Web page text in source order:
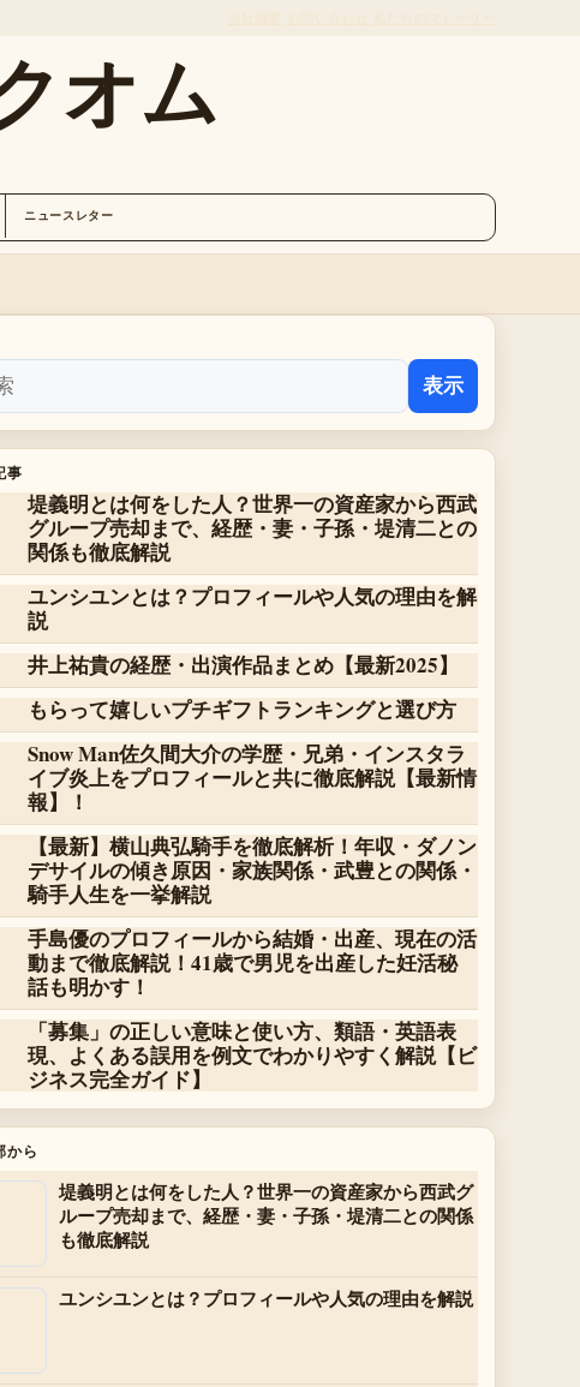
オム
ニュースレター
表示
事
堤義明とは何をした人？世界一の資産家から西武
グループ売却まで、経歴・妻・子孫・堤清二との
関係も徹底解説
ユンシユンとは？プロフィールや人気の理由を解
説
井上祐貴の経歴・出演作品まとめ【最新2025】
もらって嬉しいプチギフトランキングと選び方
Snow Man佐久間大介の学歴・兄弟・インスタラ
イブ炎上をプロフィールと共に徹底解説【最新情
報】！
【最新】横山典弘騎手を徹底解析！年収・ダノン
デサイルの傾き原因・家族関係・武豊との関係・
騎手人生を一挙解説
手島優のプロフィールから結婚・出産、現在の活
動まで徹底解説！41歳で男児を出産した妊活秘
話も明かす！
「募集」の正しい意味と使い方、類語・英語表
現、よくある誤用を例文でわかりやすく解説【ビ
ジネス完全ガイド】
から
堤義明とは何をした人？世界一の資産家から西武グ
ループ売却まで、経歴・妻・子孫・堤清二との関係
も徹底解説
ユンシユンとは？プロフィールや人気の理由を解説